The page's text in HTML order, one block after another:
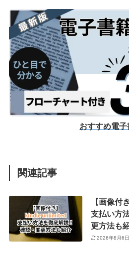
おすすめ電子
関連記事
【画像
支払い方
更方法も
2026年8月6日